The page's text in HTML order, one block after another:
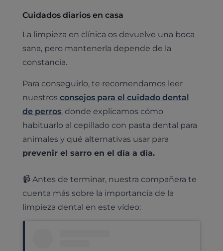
Cuidados diarios en casa
La limpieza en clínica os devuelve una boca
sana, pero mantenerla depende de la
constancia.
Para conseguirlo, te recomendamos leer
nuestros consejos para el cuidado dental
de perros, donde explicamos cómo
habituarlo al cepillado con pasta dental para
animales y qué alternativas usar para
prevenir el sarro en el día a día.
📹 Antes de terminar, nuestra compañera te
cuenta más sobre la importancia de la
limpieza dental en este vídeo: